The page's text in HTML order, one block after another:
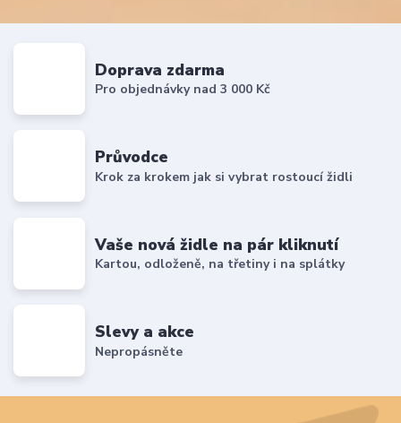
Doprava zdarma
Pro objednávky nad 3 000 Kč
Průvodce
Krok za krokem jak si vybrat rostoucí židli
Vaše nová židle na pár kliknutí
Kartou, odloženě, na třetiny i na splátky
Slevy a akce
Nepropásněte